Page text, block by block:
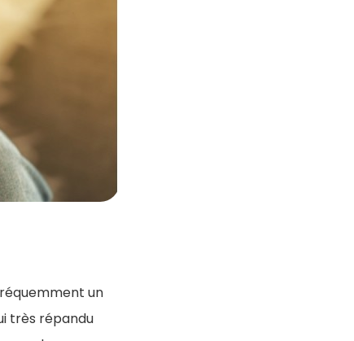
un
très répandu